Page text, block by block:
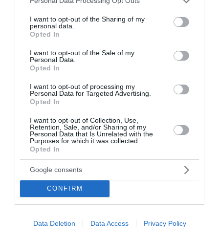
not limited to your visit or usage behaviour. You may click to
grant or deny consent to Google and its third-party tags to
use your data for below specified purposes in below Google
consent section.
I want to opt-out of the Sharing of my
personal data.
Opted In
I want to opt-out of the Sale of my
Personal Data.
Opted In
I want to opt-out of processing my
Personal Data for Targeted Advertising.
Opted In
I want to opt-out of Collection, Use,
Retention, Sale, and/or Sharing of my
Personal Data that Is Unrelated with the
Purposes for which it was collected.
Opted In
Google consents
CONFIRM
Data Deletion Data Access Privacy Policy
Eurojackpot: Τα αποτελέσματα
Πραγματοποιήθηκε το βράδυ της Πέμπτης η
δεύτερη και την τρίτη κατηγορία δεν βρέθηκαν
τυχεροί στην Ελλάδα. Στην τέταρτη κατηγορία
αναδείχθηκε 1 τυχερός που κερδί...
22:35 | 07 Αυγούστου 2026